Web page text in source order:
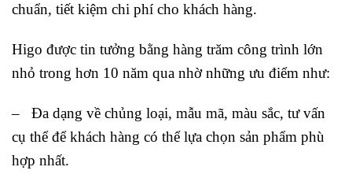
chuẩn, tiết kiệm chi phí cho khách hàng.
Higo được tin tưởng bằng hàng trăm công trình lớn
nhỏ trong hơn 10 năm qua nhờ những ưu điểm như:
– Đa dạng về chủng loại, mẫu mã, màu sắc, tư vấn
cụ thể để khách hàng có thể lựa chọn sản phẩm phù
hợp nhất.